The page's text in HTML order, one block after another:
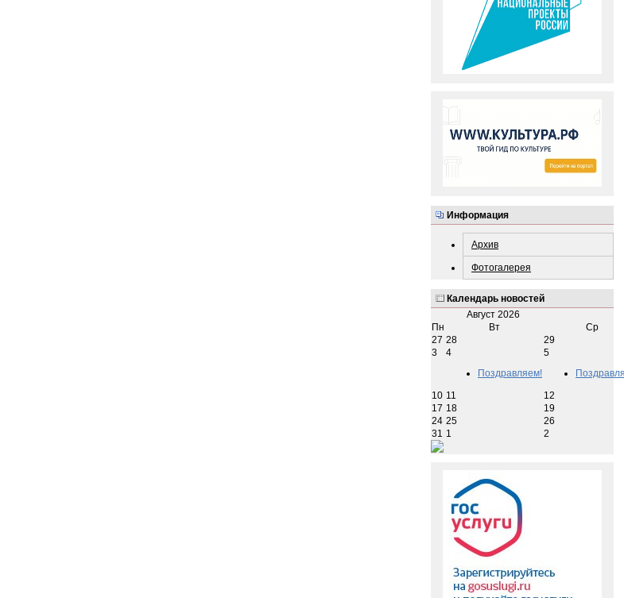
Информация
Архив
Фотогалерея
Календарь новостей
Август 2026
Пн
Вт
Ср
27 28
29
3
4
Поздравляем!
5
10 11
12
17 18
19
24 25
26
31 1 2